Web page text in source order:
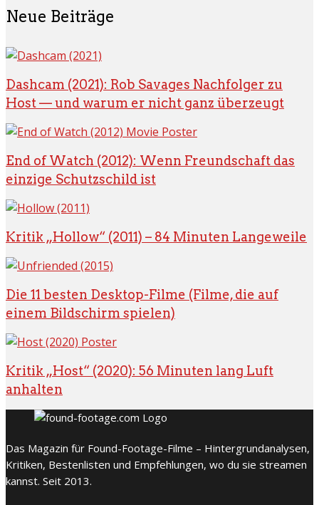
Neue Beiträge
Dashcam (2021): Rob Savages Nachfolger zu
Host — und warum er nicht ganz überzeugt
End of Watch (2012): Wenn Freundschaft das
einzige Schutzschild ist
Kritik „Hollow“ (2011) – 84 Minuten Langeweile
Die 11 besten Desktop-Filme (Filme, die auf
einem Bildschirm spielen)
Kritik „Host“ (2020): 56 Minuten lang Luft
anhalten
Das Magazin für Found-Footage-Filme – Hintergrundanalysen,
Kritiken, Bestenlisten und Empfehlungen, wo du sie streamen
kannst. Seit 2013.